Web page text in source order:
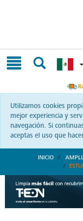
Utilizamos cookies
mejor experiencia y
navegación. Si
aceptas el uso que
INICIO